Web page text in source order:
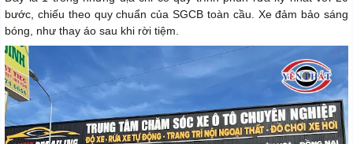
bước, chiếu theo quy chuẩn của SGCB toàn cầu. Xe đảm bảo sáng
bóng, như thay áo sau khi rời tiệm.